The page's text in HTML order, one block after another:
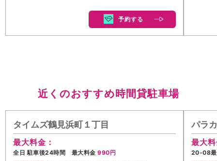
予約する
近くのおすすめ時間貸駐車場
タイムズ鶴見浜町１丁目
最大料金：
全日 駐車後24時間 最大料金990円
パラ
最大
20-08